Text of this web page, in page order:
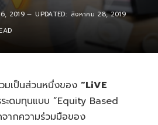
2019 UPDATED: สิงหาคม 28, 2019
วมเป็นส่วนหนึ่งของ “LiVE
ระดมทุนแบบ “Equity Based
ากความร่วมมือของ